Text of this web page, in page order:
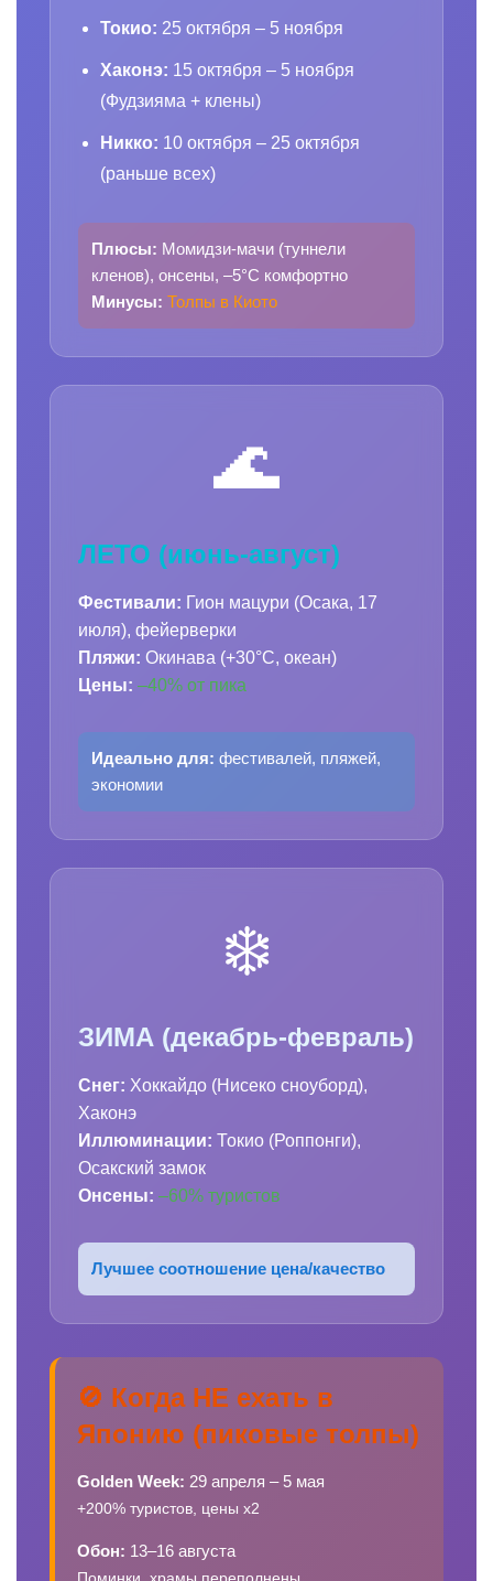
Токио: 25 октября – 5 ноября
Хаконэ: 15 октября – 5 ноября
(Фудзияма + клены)
Никко: 10 октября – 25 октября
(раньше всех)
Плюсы: Момидзи-мачи (туннели
кленов), онсены, –5°C комфортно
Минусы: Толпы в Киото
🌊
ЛЕТО (июнь-август)
Фестивали: Гион мацури (Осака, 17
июля), фейерверки
Пляжи: Окинава (+30°C, океан)
Цены: –40% от пика
Идеально для: фестивалей, пляжей,
экономии
❄️
ЗИМА (декабрь-февраль)
Снег: Хоккайдо (Нисеко сноуборд),
Хаконэ
Иллюминации: Токио (Роппонги),
Осакский замок
Онсены: –60% туристов
Лучшее соотношение цена/качество
🚫 Когда НЕ ехать в
Японию (пиковые толпы)
Golden Week: 29 апреля – 5 мая
+200% туристов, цены х2
Обон: 13–16 августа
Поминки, храмы переполнены